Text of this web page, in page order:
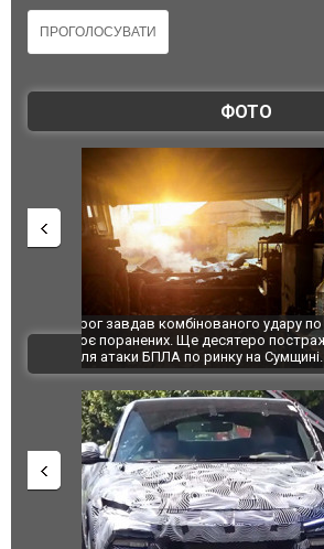
ФОТО
За 2000 кілометрів від кордону з
Єкатеринбурзі після атаки дронів
склад Wildberries. ФОТО. ВІДЕО
ВІДЕО